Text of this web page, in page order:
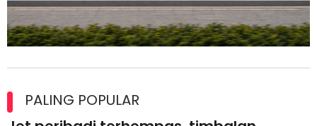
lesen separuh pertama 2026
PALING POPULAR